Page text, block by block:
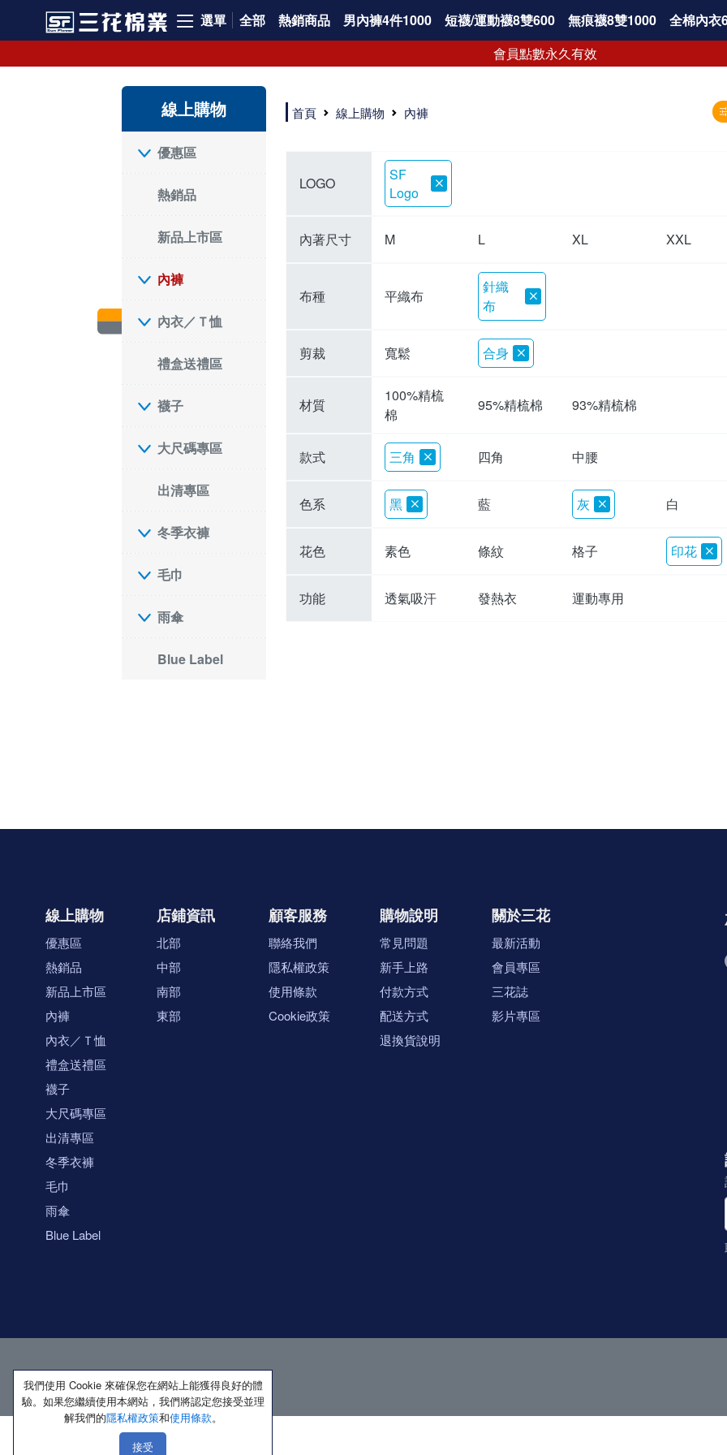
選單 全部 熱銷商品 男內褲4件1000 短襪/運動襪8雙600 無痕襪8雙1000 全棉內衣
會員點數永久有效
線上購物
優惠區
熱銷品
新品上市區
內褲
內衣／Ｔ恤
禮盒送禮區
襪子
大尺碼專區
出清專區
冬季衣褲
毛巾
雨傘
Blue Label
選擇內褲、平口褲、純棉內褲首重品質。舒適、透氣的內褲、平口褲、純棉內褲能影響健康，須謹慎挑選。三花內褲透氣不悶，值得信賴！
三花內褲、平口褲、純棉內褲50年來持續升級，符合人體工學設計，柔軟無勒痕的鬆緊帶。三花內褲是肌膚好友，口碑熱銷！
選擇內褲首重品質。三花內褲50年來不斷升級，證明其卓越品質。符合人體工學剪裁，柔軟無痕鬆緊帶，是必買首選。兼具品質與外型，與肌膚零感接觸，穿著舒適，看來有質感。三花內褲設計獨特，質料優良，專業剪裁，呵護肌膚。新鮮高品質棉材製成，多款選擇，耐洗耐穿，三花內褲絕對首選。
"內褲購買及使用經驗網友來信分享 近年來，我經常在大型連鎖賣場如佳瑪、美華泰等地看到三花內褲的展示。最近一兩年，甚至百貨公司及街頭店鋪都開始大量出現三花專櫃或專賣店。我猜測，這應該是三花在營運策略上的調整，才使得這些改變成為現實。 本來，三花內褲一直是消費者選購內褲時的熱門選項之一。內褲櫃點的增多使我更加注意到這個品牌，因此我在選購內褲時，特意多研究了一下三花內褲的設計。 先從內褲外層包裝談起，有些內褲有PP袋包裝，有些則沒有。雖然這是一件小事，但我發現朋友們中有人會介意內褲包裝沒有PP袋。他們認為沒有PP袋會使包裝不夠精美。對我來說，有PP袋確實能提升包裝的精緻度，但內褲不裝PP袋其實也算是環保。所以，這就看每個人對內褲包裝的需求和感受了。 每次購買內褲時，我都會特別帶一件五片式剪裁的內褲。三花的平口內褲被稱為全國第一件五片式剪裁內褲，這話應該不是隨便說說的，畢竟三花是一個擁有超過50年歷史的老品牌，專注於研發和改良內褲。當初，我覺得這種設計有些花俏，只是圖個新鮮買來試試，結果發現內褲多一片真的有其優勢，尤其是減少了內褲卡屁的次數。雖然這個狀況不可能完全消失，但大大增加了穿著的舒適度。 三花內褲的價格也在我能接受的範圍內，因此它逐漸成為我的心頭好。此外，內褲選購時的另一個重要因素是鬆緊帶。看內褲是否舊了，第一眼通常看鬆緊帶。故意或不小心露出內褲褲頭的時候，印象分數也是由鬆緊帶決定的。 很多內褲品牌強調鬆緊帶的造型及花樣，這類內褲非常適合一些特殊場合，如單身聯誼或約會時穿著，能夠加分不少。日常使用的內褲則建議選擇鬆緊帶不易鬆垮的，花樣其次。三花特別強調內褲鬆緊帶的耐洗度，而其他品牌鮮少提及這一點。 分場合選擇內褲是我的習慣。特殊場合內褲要講究一點，但平日則需要選擇鬆緊帶有保障的內褲。畢竟，內褲是每天陪伴我們超過12個小時的衣物，找到適合自己且耐洗耐穿高CP值的內褲才是最明智的選擇。 內褲畢竟是消耗品，定期更換非常重要。如果內褲沾染到髒污或處於潮濕的環境，就不應該撐太久。這是因為內褲長期接觸身體的重要部位，所以選擇和保養都要謹慎。 以上是我個人的內褲使用分享，並非業配，不代表任何人的立場。內褲還是要以自身體驗最為準確。希望大家都能找到適合自己的內褲，並多多支持台灣品牌。"
首頁 線上購物 內褲
LOGO
SF
Logo
內著尺寸 M L XL XXL
布種 平織布
針織
布
剪裁 寬鬆 合身
材質
100%精梳
棉
95%精梳棉 93%精梳棉
款式 三角 四角 中腰
色系 黑 藍 灰 白
花色 素色 條紋 格子 印花
功能 透氣吸汗 發熱衣 運動專用
線上購物
優惠區
熱銷品
新品上市區
內褲
內衣／Ｔ恤
禮盒送禮區
襪子
大尺碼專區
出清專區
冬季衣褲
毛巾
雨傘
Blue Label
店鋪資訊
北部
中部
南部
東部
顧客服務
聯絡我們
隱私權政策
使用條款
Cookie政策
購物說明
常見問題
新手上路
付款方式
配送方式
退換貨說明
關於三花
最新活動
會員專區
三花誌
影片專區
著作權所有 保留一切權利
我們使用 Cookie 來確保您在網站上能獲得良好的體
驗。如果您繼續使用本網站，我們將認定您接受並理
解我們的隱私權政策和使用條款。
接受